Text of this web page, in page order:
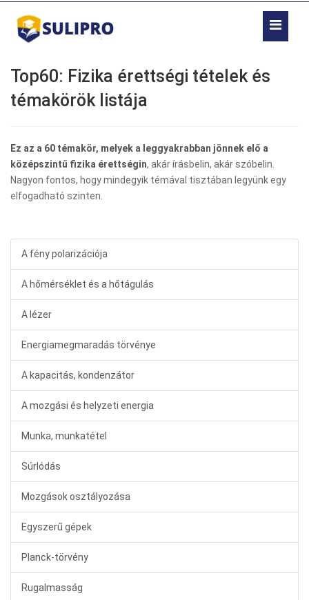
Top60: Fizika érettségi tételek és
témakörök listája
Ez az a 60 témakör, melyek a leggyakrabban jönnek elő a
középszintű fizika érettségin, akár írásbelin, akár szóbelin.
Nagyon fontos, hogy mindegyik témával tisztában legyünk egy
elfogadható szinten.
A fény polarizációja
A hőmérséklet és a hőtágulás
A lézer
Energiamegmaradás törvénye
A kapacitás, kondenzátor
A mozgási és helyzeti energia
Munka, munkatétel
Súrlódás
Mozgások osztályozása
Egyszerű gépek
Planck-törvény
Rugalmasság